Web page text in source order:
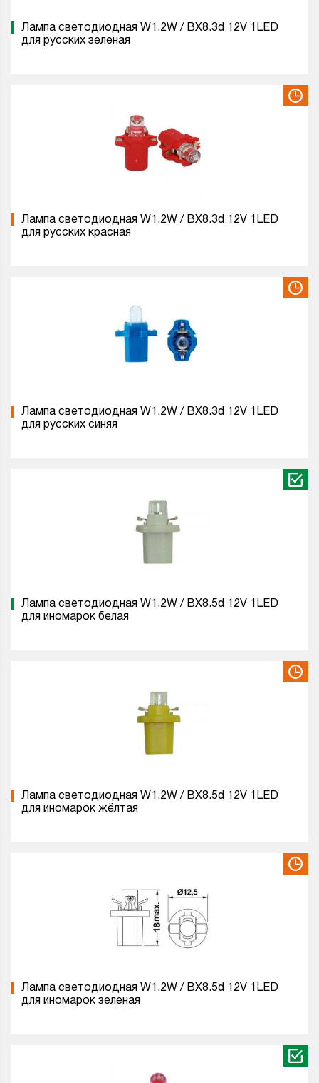
Лампа светодиодная W1.2W / BX8.3d 12V 1LED
для русских зеленая
Лампа светодиодная W1.2W / BX8.3d 12V 1LED
для русских красная
Лампа светодиодная W1.2W / BX8.3d 12V 1LED
для русских синяя
Лампа светодиодная W1.2W / BX8.5d 12V 1LED
для иномарок белая
Лампа светодиодная W1.2W / BX8.5d 12V 1LED
для иномарок жёлтая
Лампа светодиодная W1.2W / BX8.5d 12V 1LED
для иномарок зеленая